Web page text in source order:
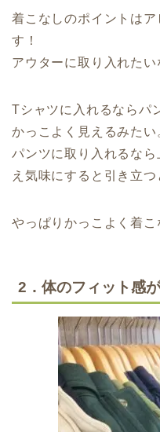
着こなしのポイントは
す！
アウターに取り入れたい
Tシャツに入れるならパ
かっこよく見えるみたい
パンツに取り入れるな
え気味にすると引き立
やっぱりかっこよく着
2．体のフィット感